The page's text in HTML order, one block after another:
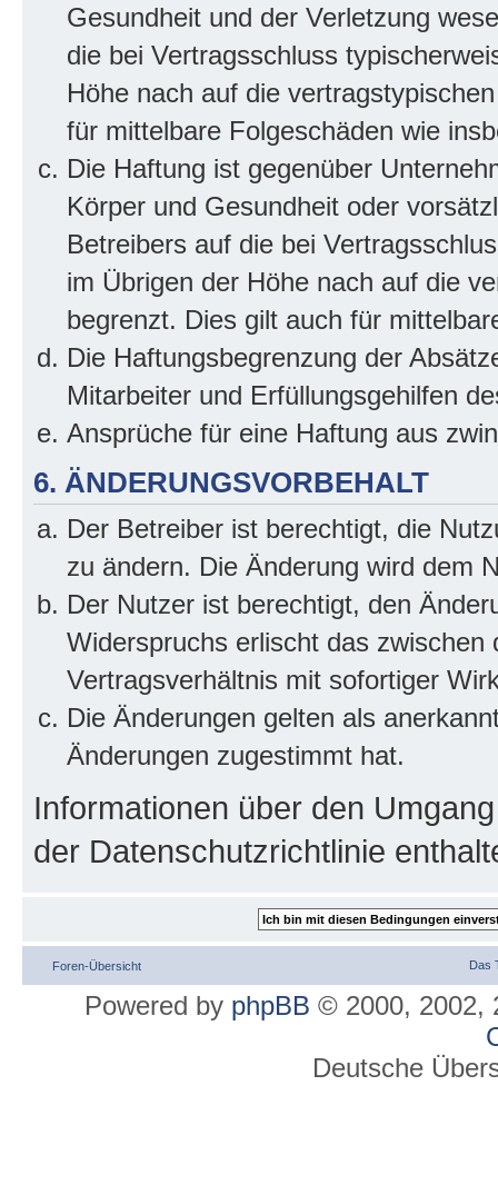
Gesundheit und der Verletzung
die bei Vertragsschluss
Höhe nach auf die
für mittelbare Folgeschäden wie
Die Haftung ist gegenüber
Körper und Gesundheit oder
Betreibers auf die bei
im Übrigen der Höhe nach auf die
begrenzt. Dies gilt auch für
Die Haftungsbegrenzung der
Mitarbeiter und Erfüllungsgehilfen
Ansprüche für eine Haftung aus
6. ÄNDERUNGSVORBEHALT
Der Betreiber ist berechtigt, die
zu ändern. Die Änderung wird dem
Der Nutzer ist berechtigt, den
Widerspruchs erlischt das
Vertragsverhältnis mit sofortiger
Die Änderungen gelten als
Änderungen zugestimmt hat.
Informationen über den
der Datenschutzrichtlinie
Foren-Übersicht Das
Powered by phpBB © 2000, 2002,
Deutsche